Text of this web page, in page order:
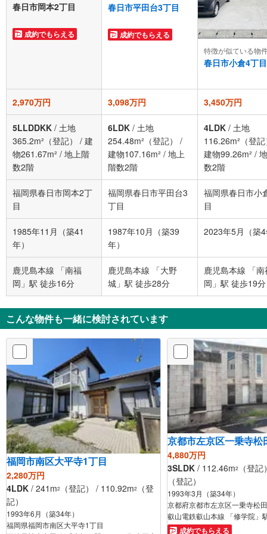
春日市岡本2丁目
成約でもらえる
春日市平田台3丁目
成約でもらえる
特徴が似ている物
春日市小倉4丁目
2,970万円 3,098万円 3,450万円
5LLDDKK / 土地
365.2m²（登記）
/ 建
物261.67m² / 地上階
数2階
6LDK / 土地
254.48m²（登記）
/
建物107.16m² / 地上
階数2階
4LDK / 土地
116.26m²（登
建物99.26m² /
数2階
福岡県春日市岡本2丁
目
福岡県春日市平田台3
丁目
福岡県春日市小
目
1985年11月（築41
年）
1987年10月（築39
年）
2023年5月（築
鹿児島本線 「南福
岡」駅 徒歩16分
鹿児島本線 「大野
城」駅 徒歩28分
鹿児島本線 「南
岡」駅 徒歩19分
こんな物件も一緒に検討されています
福岡市南区大平寺1丁目
2,280万円
4LDK / 241m2 （登記） / 110.92m2
（登
記）
1993年6月（築34年）
福岡県福岡市南区大平寺1丁目
京都市左京区一乗寺松
4,880万円
3SLDK / 112.46m2
（登
（登記）
1993年3月（築34年）
京都府京都市左京区一乗寺松
叡山電鉄叡山本線 「修学院」
成約でもらえる